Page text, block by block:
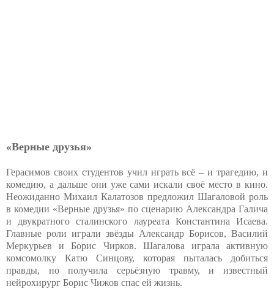
«Верные друзья»
Герасимов своих студентов учил играть всё – и трагедию, и
комедию, а дальше они уже сами искали своё место в кино.
Неожиданно Михаил Калатозов предложил Шагаловой роль
в комедии «Верные друзья» по сценарию Александра Галича
и двукратного сталинского лауреата Константина Исаева.
Главные роли играли звёзды Александр Борисов, Василий
Меркурьев и Борис Чирков. Шагалова играла активную
комсомолку Катю Синцову, которая пыталась добиться
правды, но получила серьёзную травму, и известный
нейрохирург Борис Чижов спас ей жизнь.